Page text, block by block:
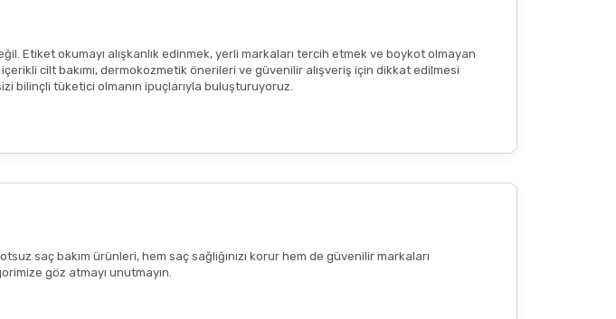
ve bir uzmana başvurunuz.
Etiket okumayı alışkanlık edinmek, yerli markaları tercih etmek ve boykot olmayan
cilt bakımı, dermokozmetik önerileri ve güvenilir alışveriş için dikkat edilmesi
bilinçli tüketici olmanın ipuçlarıyla buluşturuyoruz.
saç bakım ürünleri, hem saç sağlığınızı korur hem de güvenilir markaları
göz atmayı unutmayın.